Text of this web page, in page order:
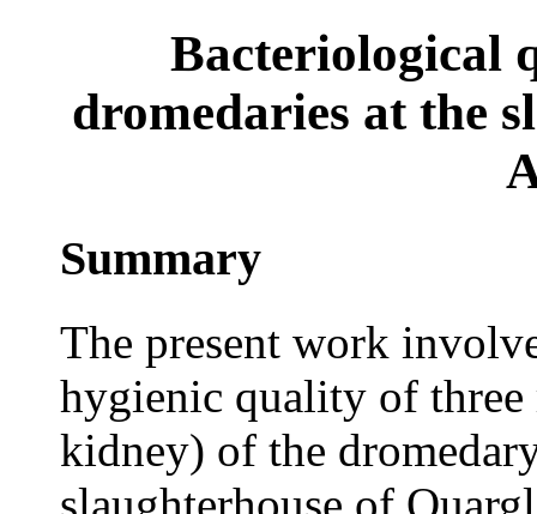
Bacteriological
dromedaries at the
Summary
The present work
hygienic quality of
kidney) of the